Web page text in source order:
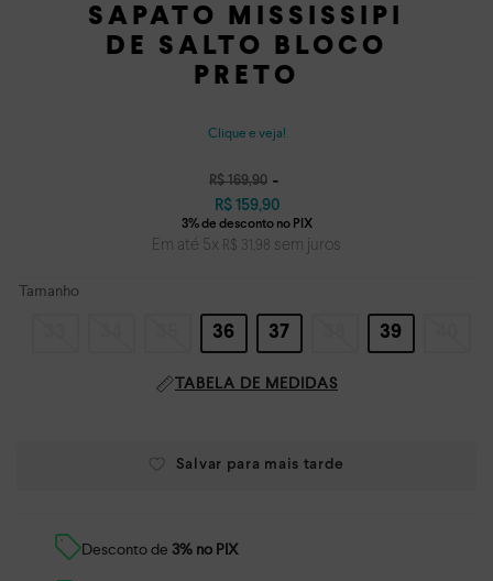
SAPATO MISSISSIPI
DE SALTO BLOCO
PRETO
Clique e veja!
R$ 169,90
R$ 159,90
Em até 5x R$ 31 ,98 sem juros
Tamanho
36 37 39
TABELA DE MEDIDAS
Desconto de 3% no PIX